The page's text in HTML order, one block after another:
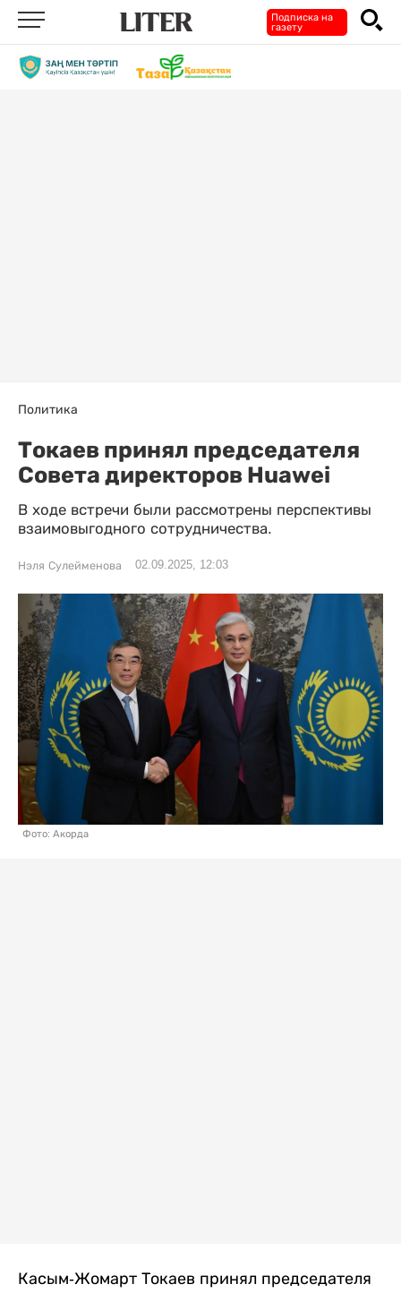
Подписка на
газету
Политика
Токаев принял председателя
Совета директоров Huawei
В ходе встречи были рассмотрены перспективы
взаимовыгодного сотрудничества.
Нэля Сулейменова 02.09.2025, 12:03
Фото: Акорда
Касым-Жомарт Токаев принял председателя